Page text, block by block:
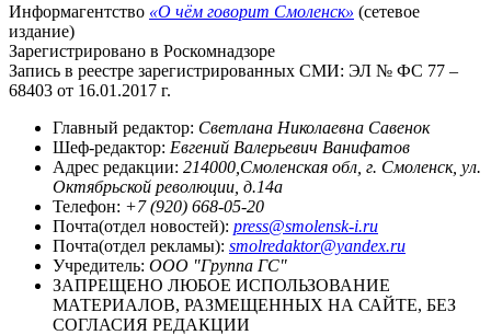
Информагентство «О чём говорит Смоленск» (сетевое
издание)
Зарегистрировано в Роскомнадзоре
Запись в реестре зарегистрированных СМИ: ЭЛ № ФС 77 –
68403 от 16.01.2017 г.
Главный редактор: Светлана Николаевна Савенок
Шеф-редактор: Евгений Валерьевич Ванифатов
Адрес редакции: 214000,Смоленская обл, г. Смоленск, ул.
Октябрьской революции, д.14а
Телефон: +7 (920) 668-05-20
Почта(отдел новостей): press@smolensk-i.ru
Почта(отдел рекламы): smolredaktor@yandex.ru
Учредитель: ООО "Группа ГС"
ЗАПРЕЩЕНО ЛЮБОЕ ИСПОЛЬЗОВАНИЕ
МАТЕРИАЛОВ, РАЗМЕЩЕННЫХ НА САЙТЕ, БЕЗ
СОГЛАСИЯ РЕДАКЦИИ